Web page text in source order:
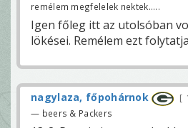
remélem megfelelek nektek.....
Igen főleg itt az utolsóban
lökései. Remélem ezt
nagylaza, főpohárnok
— beers & Packers